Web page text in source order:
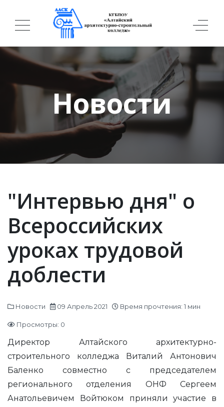
Новости
"Интервью дня" о
Всероссийских
уроках трудовой
доблести
Новости 09 Апрель 2021 Время прочтения: 1 мин
Просмотры: 0
Директор Алтайского архитектурно-
строительного колледжа Виталий Антонович
Баленко совместно с председателем
регионального отделения ОНФ Сергеем
Анатольевичем Войтюком приняли участие в